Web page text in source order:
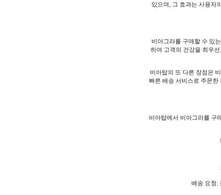
있으며, 그 효과는 사용자
비아그라를 구매할 수 있
하여 고객의 건강을 최우
비아탑의 또 다른 장점은
빠른 배송 서비스로 주문한
비아탑에서 비아그라를 구
배송 요청: